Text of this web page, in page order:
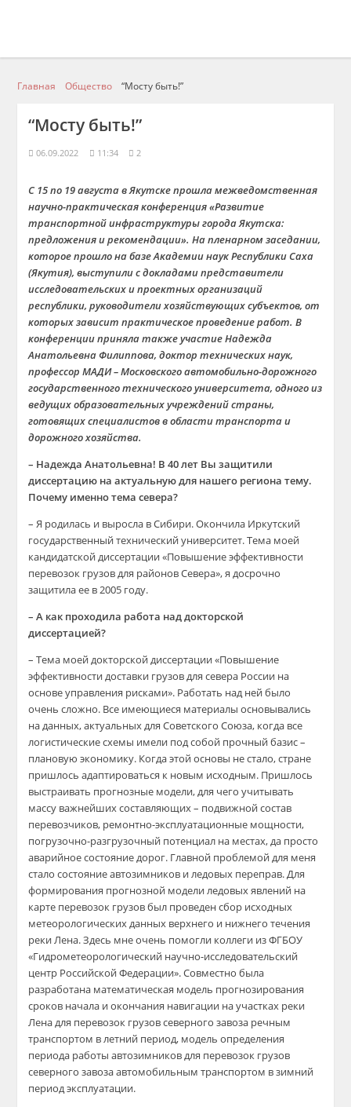
Главная Общество “Мосту быть!”
“Мосту быть!”
06.09.2022 11:34 2
С 15 по 19 августа в Якутске прошла межведомственная
научно-практическая конференция «Развитие
транспортной инфраструктуры города Якутска:
предложения и рекомендации». На пленарном заседании,
которое прошло на базе Академии наук Республики Саха
(Якутия), выступили с докладами представители
исследовательских и проектных организаций
республики, руководители хозяйствующих субъектов, от
которых зависит практическое проведение работ. В
конференции приняла также участие Надежда
Анатольевна Филиппова, доктор технических наук,
профессор МАДИ – Московского автомобильно-дорожного
государственного технического университета, одного из
ведущих образовательных учреждений страны,
готовящих специалистов в области транспорта и
дорожного хозяйства.
– Надежда Анатольевна! В 40 лет Вы защитили
диссертацию на актуальную для нашего региона тему.
Почему именно тема севера?
– Я родилась и выросла в Сибири. Окончила Иркутский
государственный технический университет. Тема моей
кандидатской диссертации «Повышение эффективности
перевозок грузов для районов Севера», я досрочно
защитила ее в 2005 году.
– А как проходила работа над докторской
диссертацией?
– Тема моей докторской диссертации «Повышение
эффективности доставки грузов для севера России на
основе управления рисками». Работать над ней было
очень сложно. Все имеющиеся материалы основывались
на данных, актуальных для Советского Союза, когда все
логистические схемы имели под собой прочный базис –
плановую экономику. Когда этой основы не стало, стране
пришлось адаптироваться к новым исходным. Пришлось
выстраивать прогнозные модели, для чего учитывать
массу важнейших составляющих – подвижной состав
перевозчиков, ремонтно-эксплуатационные мощности,
погрузочно-разгрузочный потенциал на местах, да просто
аварийное состояние дорог. Главной проблемой для меня
стало состояние автозимников и ледовых переправ. Для
формирования прогнозной модели ледовых явлений на
карте перевозок грузов был проведен сбор исходных
метеорологических данных верхнего и нижнего течения
реки Лена. Здесь мне очень помогли коллеги из ФГБОУ
«Гидрометеорологический научно-исследовательский
центр Российской Федерации». Совместно была
разработана математическая модель прогнозирования
сроков начала и окончания навигации на участках реки
Лена для перевозок грузов северного завоза речным
транспортом в летний период, модель определения
периода работы автозимников для перевозок грузов
северного завоза автомобильным транспортом в зимний
период эксплуатации.